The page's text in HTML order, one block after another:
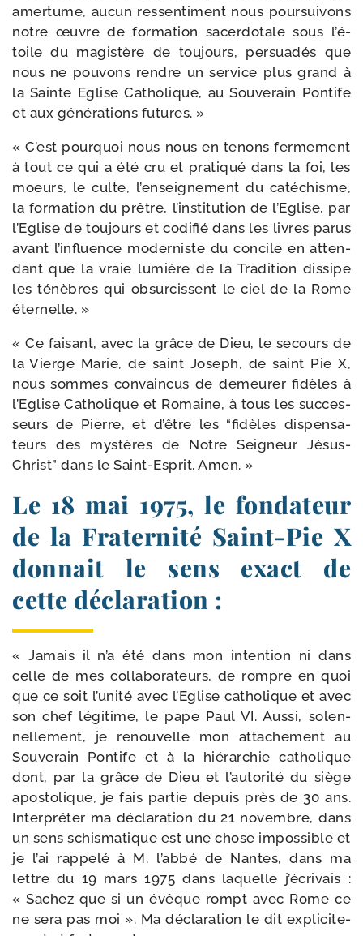
amer­tume, aucun res­sen­ti­ment nous pour­sui­vons
notre œuvre de for­ma­tion sacer­do­tale sous l’é­
toile du magis­tère de tou­jours, per­sua­dés que
nous ne pou­vons rendre un ser­vice plus grand à
la Sainte Eglise Catholique, au Souverain Pontife
et aux géné­ra­tions futures. »
« C’est pour­quoi nous nous en tenons fer­me­ment
à tout ce qui a été cru et pra­ti­qué dans la foi, les
moeurs, le culte, l’en­sei­gne­ment du caté­chisme,
la for­ma­tion du prêtre, l’ins­ti­tu­tion de l’Eglise, par
l’Eglise de tou­jours et codi­fié dans les livres parus
avant l’in­fluence moder­niste du concile en atten­
dant que la vraie lumière de la Tradition dis­sipe
les ténèbres qui obsur­cissent le ciel de la Rome
éternelle. »
« Ce fai­sant, avec la grâce de Dieu, le secours de
la Vierge Marie, de saint Joseph, de saint Pie X,
nous sommes convain­cus de demeu­rer fidèles à
l’Eglise Catholique et Romaine, à tous les suc­ces­
seurs de Pierre, et d’être les “fidèles dis­pen­sa­
teurs des mys­tères de Notre Seigneur Jésus-
Christ” dans le Saint-​Esprit. Amen. »
Le 18 mai 1975, le fondateur
de la Fraternité Saint-​Pie X
donnait le sens exact de
cette déclaration :
« Jamais il n’a été dans mon inten­tion ni dans
celle de mes col­la­bo­ra­teurs, de rompre en quoi
que ce soit l’unité avec l’Eglise catho­lique et avec
son chef légi­time, le pape Paul VI. Aussi, solen­
nel­le­ment, je renou­velle mon atta­che­ment au
Souverain Pontife et à la hié­rar­chie catho­lique
dont, par la grâce de Dieu et l’autorité du siège
apos­to­lique, je fais par­tie depuis près de 30 ans.
Interpréter ma décla­ra­tion du 21 novembre, dans
un sens schis­ma­tique est une chose impos­sible et
je l’ai rap­pe­lé à M. l’abbé de Nantes, dans ma
lettre du 19 mars 1975 dans laquelle j’écrivais :
« Sachez que si un évêque rompt avec Rome ce
ne sera pas moi ». Ma décla­ra­tion le dit expli­ci­te­